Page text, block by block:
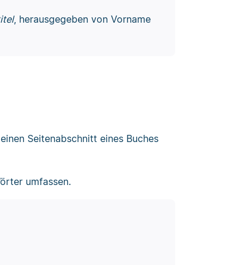
, herausgegeben von Vorname
Seitenabschnitt eines Buches
umfassen.